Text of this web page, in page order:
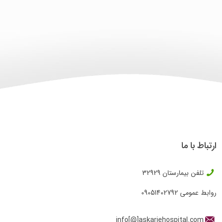
ارتباط با ما
تلفن بیمارستان 32929
روابط عمومی09051402792